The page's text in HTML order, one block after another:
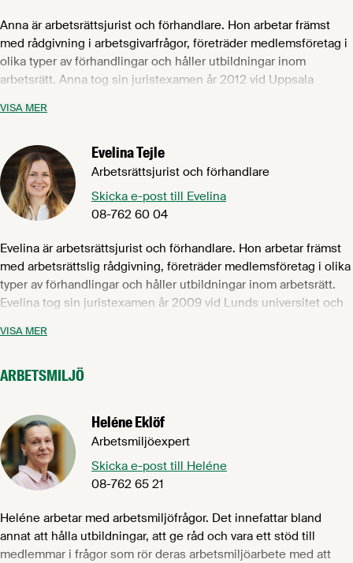
Anna är arbetsrättsjurist och förhandlare. Hon arbetar främst
med rådgivning i arbetsgivarfrågor, företräder medlemsföretag i
olika typer av förhandlingar och håller utbildningar inom
arbetsrätt. Anna tog sin juristexamen år 2012 vid Uppsala
inriktning på arbetsrätt. Hon har även en tingsmeritering från
Handel och även där arbetade hon som arbetsrättsjurist och
förhandlare.
Anna ansvarar för tilläggsavtalet till Livsmedelsavtalet avseende
konserv.
VISA MER
Evelina Tejle
Arbetsrättsjurist och förhandlare
Skicka e-post till Evelina
08-762 60 04
Evelina är arbetsrättsjurist och förhandlare. Hon arbetar främst
med arbetsrättslig rådgivning, företräder medlemsföretag i olika
typer av förhandlingar och håller utbildningar inom arbetsrätt.
Evelina tog sin juristexamen år 2009 vid Lunds universitet och
samt på bank som arbetsrättsjurist. Hon har även en
Evelina ansvarar för tilläggsavtalet till Livsmedelsavtalet
VISA MER
ARBETSMILJÖ
Heléne Eklöf
Arbetsmiljöexpert
Skicka e-post till Heléne
08-762 65 21
Heléne arbetar med arbetsmiljöfrågor. Det innefattar bland
annat att hålla utbildningar, att ge råd och vara ett stöd till
medlemmar i frågor som rör deras arbetsmiljöarbete med att